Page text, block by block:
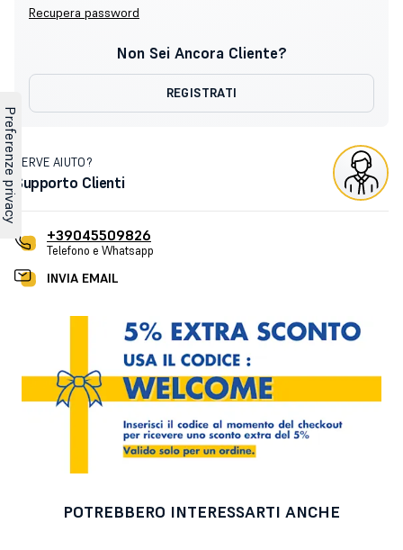
Recupera password
Non Sei Ancora Cliente?
REGISTRATI
SERVE AIUTO?
Supporto Clienti
+39045509826
Telefono e Whatsapp
INVIA EMAIL
POTREBBERO INTERESSARTI ANCHE